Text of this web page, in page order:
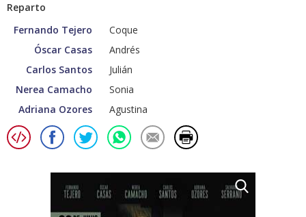
Reparto
Fernando Tejero
Coque
Óscar Casas
Andrés
Carlos Santos
Julián
Nerea Camacho
Sonia
Adriana Ozores
Agustina